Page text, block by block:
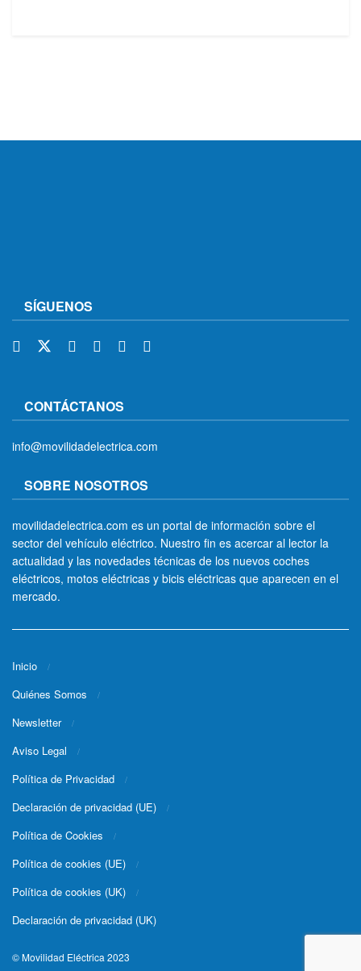
SÍGUENOS
CONTÁCTANOS
info@movilidadelectrica.com
SOBRE NOSOTROS
movilidadelectrica.com es un portal de información sobre el
sector del vehículo eléctrico. Nuestro fin es acercar al lector la
actualidad y las novedades técnicas de los nuevos coches
eléctricos, motos eléctricas y bicis eléctricas que aparecen en el
mercado.
Inicio
Quiénes Somos
Newsletter
Aviso Legal
Política de Privacidad
Declaración de privacidad (UE)
Política de Cookies
Política de cookies (UE)
Política de cookies (UK)
Declaración de privacidad (UK)
© Movilidad Eléctrica 2023